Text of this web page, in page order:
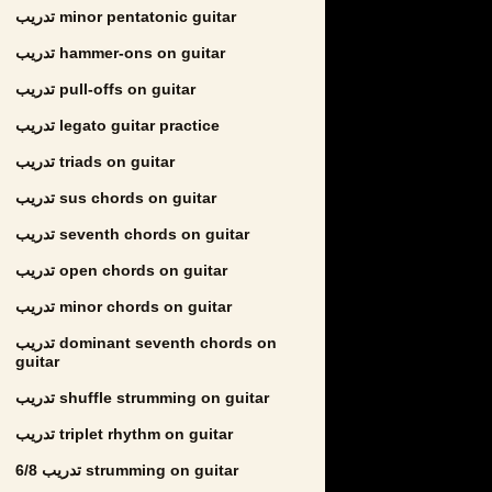
تدريب minor pentatonic guitar
تدريب hammer-ons on guitar
تدريب pull-offs on guitar
تدريب legato guitar practice
تدريب triads on guitar
تدريب sus chords on guitar
تدريب seventh chords on guitar
تدريب open chords on guitar
تدريب minor chords on guitar
تدريب dominant seventh chords on
guitar
تدريب shuffle strumming on guitar
تدريب triplet rhythm on guitar
تدريب 6/8 strumming on guitar